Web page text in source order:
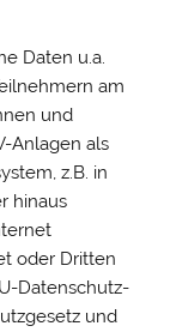
Daten u.a.
am
und
Anlagen als
z.B. in
hinaus
oder Dritten
Datenschutz-
und